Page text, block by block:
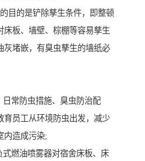
目的是铲除孳生条件，即整顿
床板、墙壁、棕棚等容易孳生
灰堵嵌，有臭虫孳生的墙纸必
常防虫措施、臭虫防治配
育员工从环境防虫出发，减少
内造成污染;
燃油喷雾器对宿舍床板、床